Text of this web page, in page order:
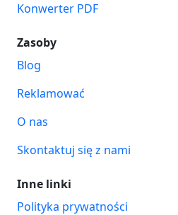
Konwerter PDF
Zasoby
Blog
Reklamować
O nas
Skontaktuj się z nami
Inne linki
Polityka prywatności